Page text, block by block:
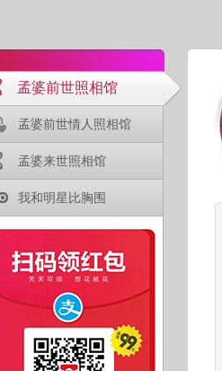
孟婆前世照相馆
孟婆前世情人照相馆
孟婆来世照相馆
我和明星比胸围